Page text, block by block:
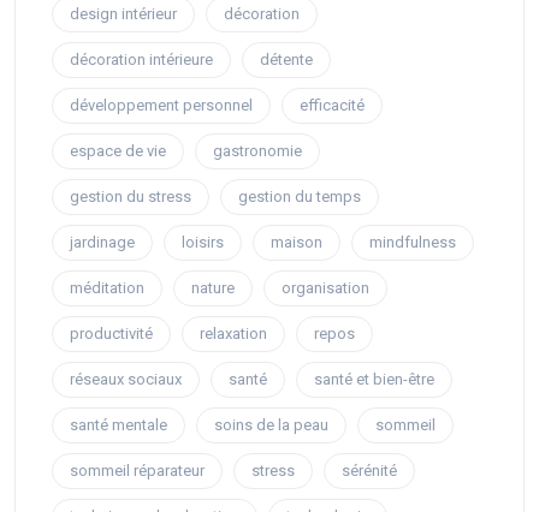
design intérieur décoration
décoration intérieure détente
développement personnel efficacité
espace de vie gastronomie
gestion du stress gestion du temps
jardinage loisirs maison mindfulness
méditation nature organisation
productivité relaxation repos
réseaux sociaux santé santé et bien-être
santé mentale soins de la peau sommeil
sommeil réparateur stress sérénité